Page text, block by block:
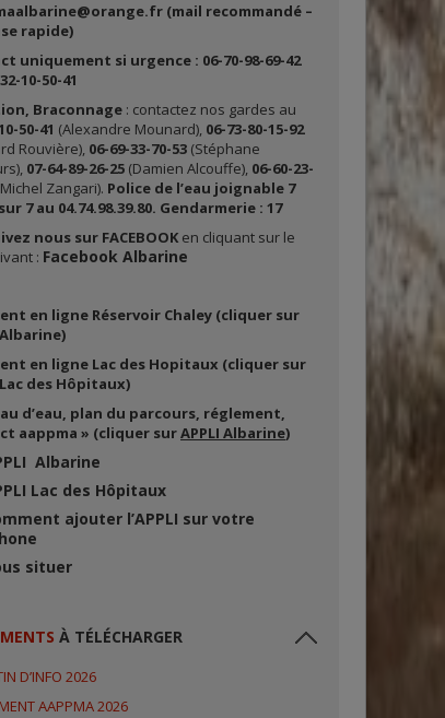
(mail recommandé –
rapide)
uniquement si urgence : 06-70-98-69-42
10-50-41
Braconnage : contactez nos gardes au
50-41 (Alexandre Mounard), 06-73-80-15-92
Rouvière), 06-69-33-70-53 (Stéphane
07-64-89-26-25 (Damien Alcouffe), 06-60-23-
Zangari). Police de l’eau joignable 7
7 au 04.74.98.39.80. Gendarmerie : 17
nous sur FACEBOOK en cliquant sur le
: Facebook Albarine
en ligne Réservoir Chaley (cliquer sur
Albarine)
en ligne Lac des Hopitaux (cliquer sur
Lac des Hôpitaux)
d’eau, plan du parcours, réglement,
aappma » (cliquer surAPPLI Albarine)
Albarine
Lac des Hôpitaux
ajouter l’APPLI sur votre
situer
À TÉLÉCHARGER
D’INFO 2026
AAPPMA 2026